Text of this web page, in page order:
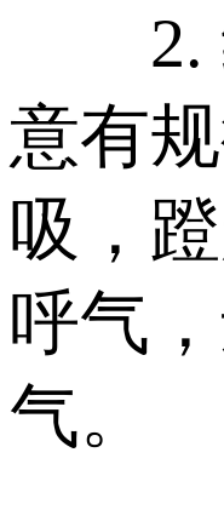
2.
意有
吸，
呼气
气。